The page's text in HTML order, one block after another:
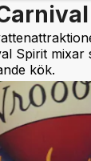
Spirit
kök.